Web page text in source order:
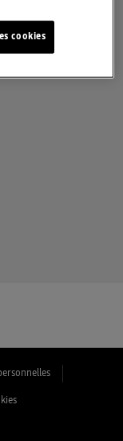
cookies